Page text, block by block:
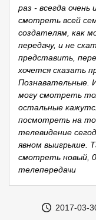
раз - всегда
смотреть всей
создателям, как
передачу, и не
представить,
хочется сказать
Познавательные.
могу смотреть
остальные
посмотреть на
телевидение
явном выигрыше.
смотреть новый,
телепередачи
2017-03-